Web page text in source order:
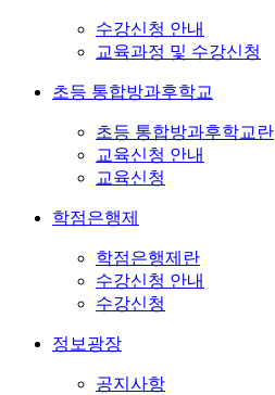
수강신청 안내
교육과정 및 수강신청
초등 통합방과후학교
초등 통합방과후학교란
교육신청 안내
교육신청
학점은행제
학점은행제란
수강신청 안내
수강신청
정보광장
공지사항